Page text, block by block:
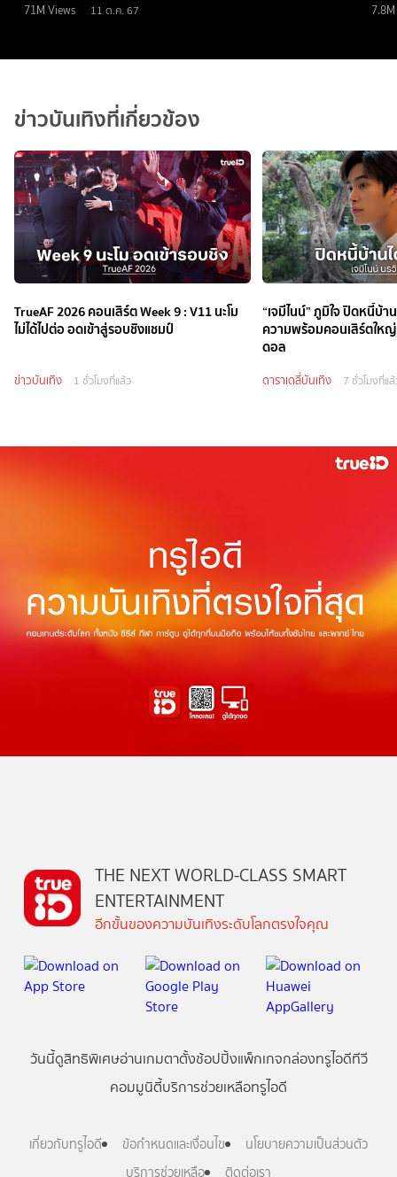
71M Views 11 ต.ค. 67 7.8M
ข่าวบันเทิงที่เกี่ยวข้อง
TrueAF 2026 คอนเสิร์ต Week 9 : V11 นะโม
ไม่ได้ไปต่อ อดเข้าสู่รอบชิงแชมป์
ข่าวบันเทิง 1 ชั่วโมงที่แล้ว
“เจมีไนน์” ภูมิใจ ปิดหนี้บ้า
ความพร้อมคอนเสิร์ตให
ดอล
ดาราเดลี่บันเทิง 7 ชั่วโมงที่แ
THE NEXT WORLD-CLASS SMART
ENTERTAINMENT
อีกขั้นของความบันเทิงระดับโลกตรงใจคุณ
วันนี้ดูสิทธิพิเศษอ่านเกมตาตั้งช้อปปิ้งแพ็กเกจกล่องทรูไอดีทีวี
คอมมูนิตี้บริการช่วยเหลือทรูไอดี
เกี่ยวกับทรูไอดี ข้อกำหนดและเงื่อนไข
นโยบายความเป็นส่วนตัว
บริการช่วยเหลือ
ติดต่อเรา